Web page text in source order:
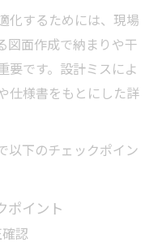
化するためには、現場
図面作成で納まりや干
要です。設計ミスによ
仕様書をもとにした詳
以下のチェックポイン
ポイント
認